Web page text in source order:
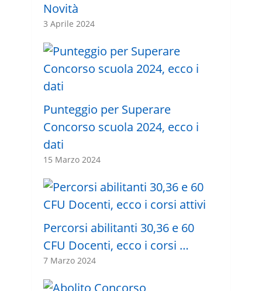
Novità
3 Aprile 2024
Punteggio per Superare
Concorso scuola 2024, ecco i
dati
15 Marzo 2024
Percorsi abilitanti 30,36 e 60
CFU Docenti, ecco i corsi …
7 Marzo 2024